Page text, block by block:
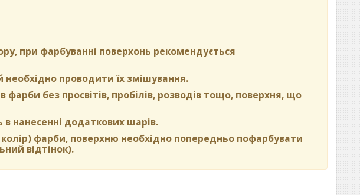
при фарбуванні поверхонь рекомендується
необхідно проводити їх змішування.
без просвітів, пробілів, розводів тощо, поверхня, що
нанесенні додаткових шарів.
фарби, поверхню необхідно попередньо пофарбувати
відтінок).